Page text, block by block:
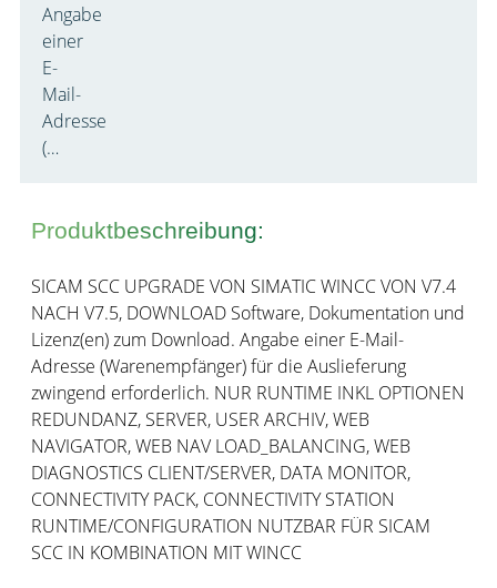
Angabe
einer
E-
Mail-
Adresse
(…
Produktbeschreibung:
SICAM SCC UPGRADE VON SIMATIC WINCC VON V7.4
NACH V7.5, DOWNLOAD Software, Dokumentation und
Lizenz(en) zum Download. Angabe einer E-Mail-
Adresse (Warenempfänger) für die Auslieferung
zwingend erforderlich. NUR RUNTIME INKL OPTIONEN
REDUNDANZ, SERVER, USER ARCHIV, WEB
NAVIGATOR, WEB NAV LOAD_BALANCING, WEB
DIAGNOSTICS CLIENT/SERVER, DATA MONITOR,
CONNECTIVITY PACK, CONNECTIVITY STATION
RUNTIME/CONFIGURATION NUTZBAR FÜR SICAM
SCC IN KOMBINATION MIT WINCC